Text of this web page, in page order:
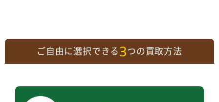
ご自由に選択できる3つの買取方法